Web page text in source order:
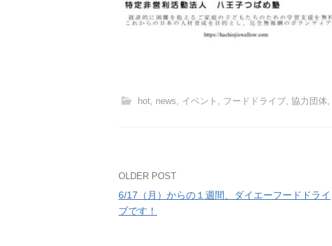
hot, news, イベント , フードドライブ, 協力団体,
Post
navigation
OLDER POST
6/17（月）からの１週間、ダイエーフードドライ
ブです！